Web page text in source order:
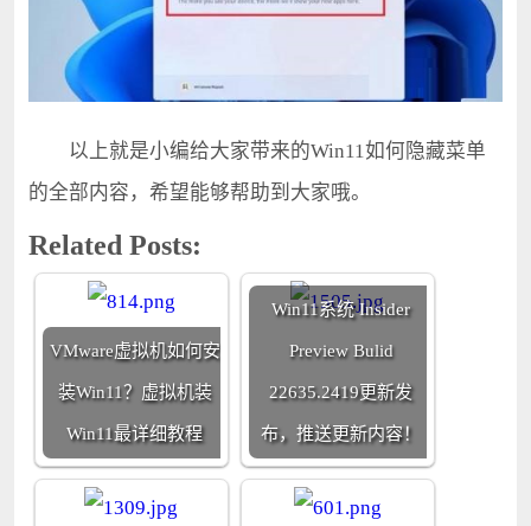
以上就是小编给大家带来的Win11如何隐藏菜单
的全部内容，希望能够帮助到大家哦。
Related Posts:
VMware虚拟机如何安
装Win11？虚拟机装
Win11最详细教程
Win11系统 Insider
Preview Bulid
22635.2419更新发
布，推送更新内容！